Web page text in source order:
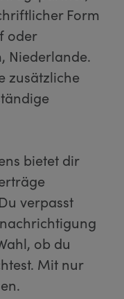
Form
oder
Niederlande.
zusätzliche
bietet dir
verpasst
ob du
Mit nur